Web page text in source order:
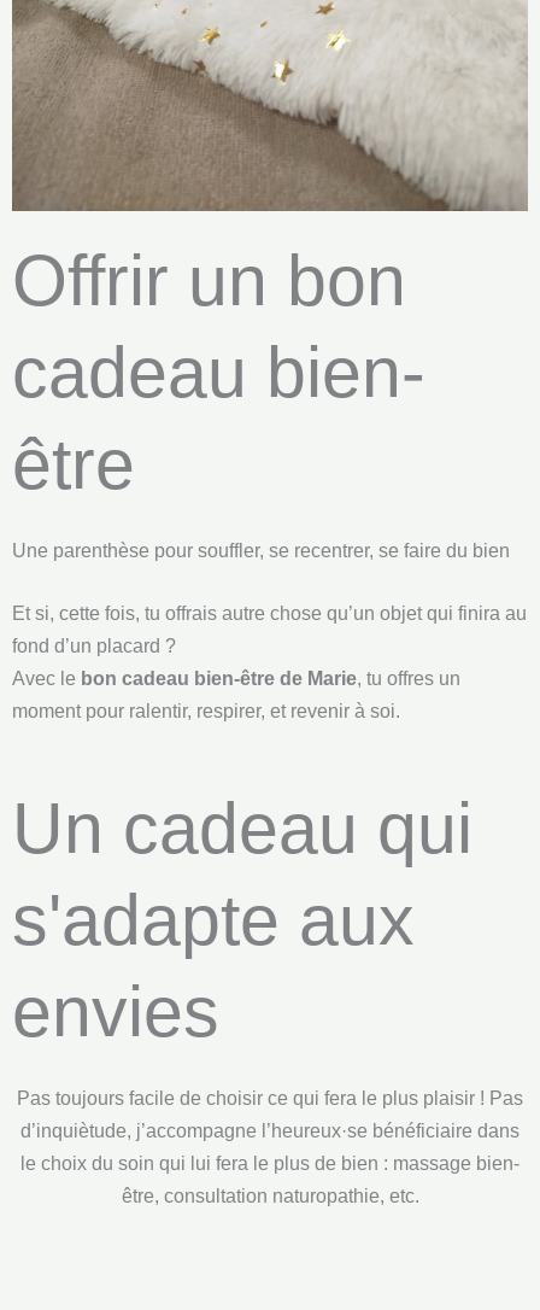
Offrir un bon
cadeau bien-
être
Une parenthèse pour souffler, se recentrer, se faire du bien
Et si, cette fois, tu offrais autre chose qu’un objet qui finira au
fond d’un placard ?
Avec le bon cadeau bien-être de Marie, tu offres un
moment pour ralentir, respirer, et revenir à soi.
Un cadeau qui
s'adapte aux
envies
Pas toujours facile de choisir ce qui fera le plus plaisir ! Pas
d’inquiètude, j’accompagne l’heureux·se bénéficiaire dans
le choix du soin qui lui fera le plus de bien : massage bien-
être, consultation naturopathie, etc.